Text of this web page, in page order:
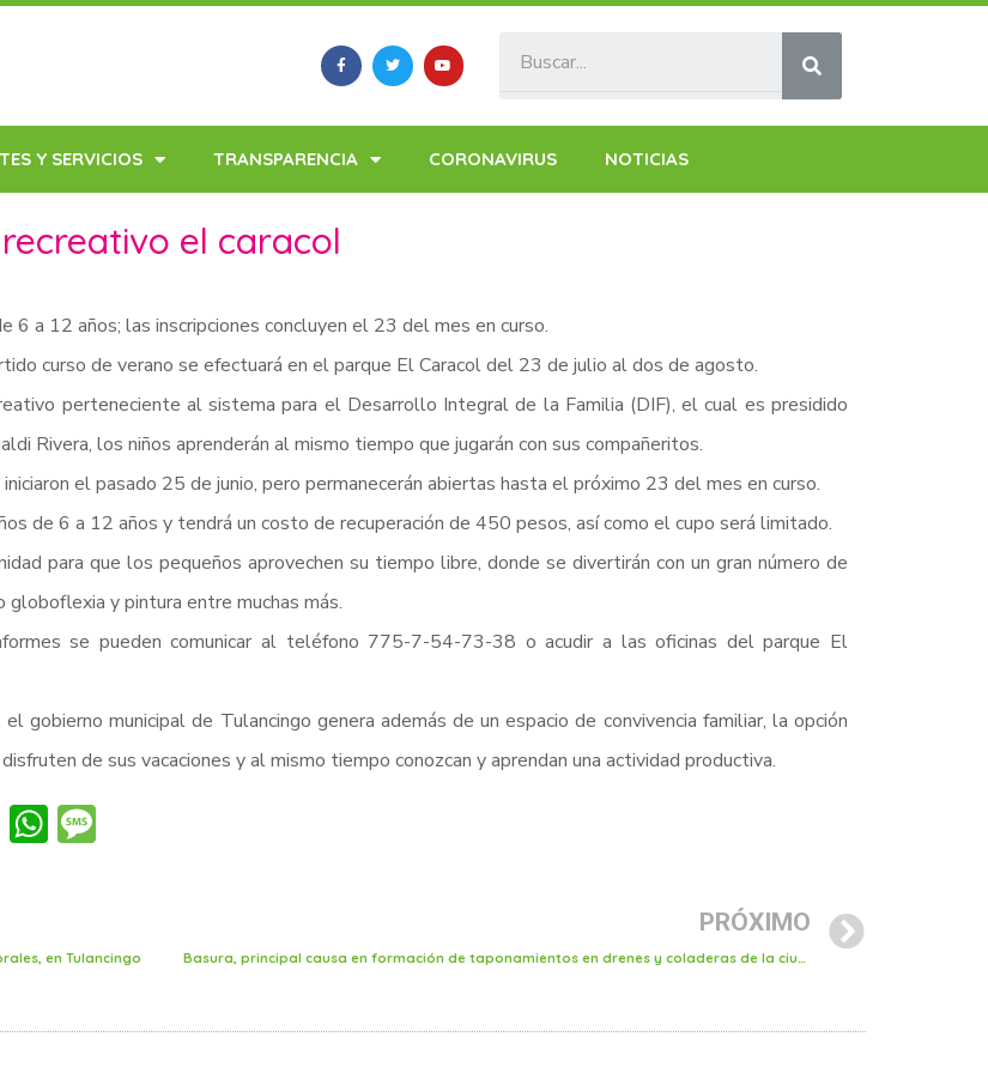
Y SERVICIOS TRANSPARENCIA CORONAVIRUS NOTICIAS
el caracol
6 a 12 años; las inscripciones concluyen el 23 del mes en curso.
curso de verano se efectuará en el parque El Caracol del 23 de julio al dos de agosto.
perteneciente al sistema para el Desarrollo Integral de la Familia (DIF), el cual es presidido
Rivera, los niños aprenderán al mismo tiempo que jugarán con sus compañeritos.
iniciaron el pasado 25 de junio, pero permanecerán abiertas hasta el próximo 23 del mes en curso.
de 6 a 12 años y tendrá un costo de recuperación de 450 pesos, así como el cupo será limitado.
para que los pequeños aprovechen su tiempo libre, donde se divertirán con un gran número de
globoflexia y pintura entre muchas más.
se pueden comunicar al teléfono 775-7-54-73-38 o acudir a las oficinas del parque El
gobierno municipal de Tulancingo genera además de un espacio de convivencia familiar, la opción
de sus vacaciones y al mismo tiempo conozcan y aprendan una actividad productiva.
LinkedIn
WhatsApp
Message
en Tulancingo
PRÓXIMO
Basura, principal causa en formación de taponamientos en drenes y coladeras de la ciudad